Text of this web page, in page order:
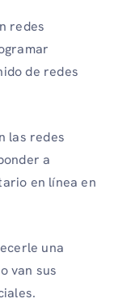
redes
de redes
las redes
a
en línea en
una
van sus